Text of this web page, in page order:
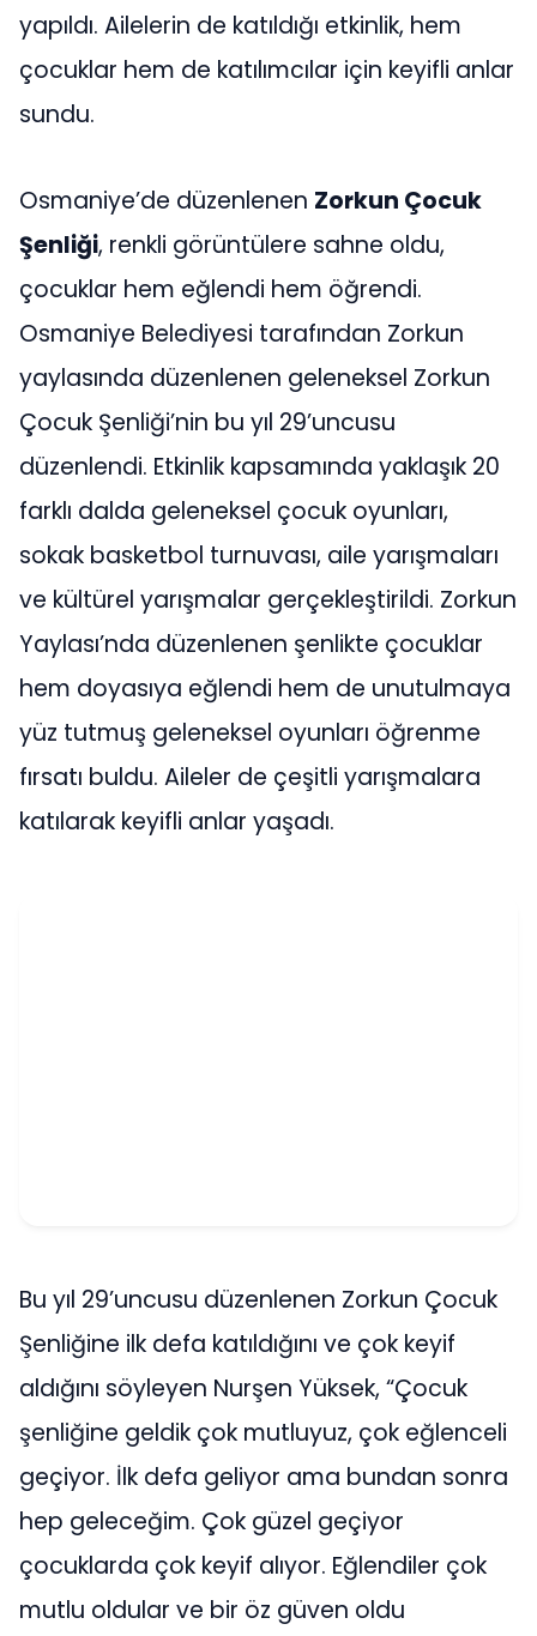
yapıldı. Ailelerin de katıldığı etkinlik, hem
çocuklar hem de katılımcılar için keyifli anlar
sundu.
Osmaniye’de düzenlenen Zorkun Çocuk
Şenliği, renkli görüntülere sahne oldu,
çocuklar hem eğlendi hem öğrendi.
Osmaniye Belediyesi tarafından Zorkun
yaylasında düzenlenen geleneksel Zorkun
Çocuk Şenliği’nin bu yıl 29’uncusu
düzenlendi. Etkinlik kapsamında yaklaşık 20
farklı dalda geleneksel çocuk oyunları,
sokak basketbol turnuvası, aile yarışmaları
ve kültürel yarışmalar gerçekleştirildi. Zorkun
Yaylası’nda düzenlenen şenlikte çocuklar
hem doyasıya eğlendi hem de unutulmaya
yüz tutmuş geleneksel oyunları öğrenme
fırsatı buldu. Aileler de çeşitli yarışmalara
katılarak keyifli anlar yaşadı.
Bu yıl 29’uncusu düzenlenen Zorkun Çocuk
Şenliğine ilk defa katıldığını ve çok keyif
aldığını söyleyen Nurşen Yüksek, “Çocuk
şenliğine geldik çok mutluyuz, çok eğlenceli
geçiyor. İlk defa geliyor ama bundan sonra
hep geleceğim. Çok güzel geçiyor
çocuklarda çok keyif alıyor. Eğlendiler çok
mutlu oldular ve bir öz güven oldu